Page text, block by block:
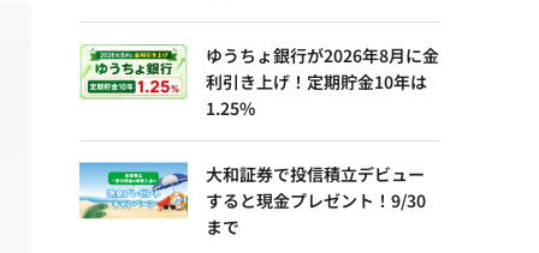
ゆうちょ銀行が2026年8月に金
利引き上げ！定期貯金10年は
1.25%
大和証券で投信積立デビュー
すると現金プレゼント！9/30
まで